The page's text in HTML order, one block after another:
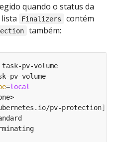
quando o status da
lista Finalizers contém
também:
=local
pv-protection]